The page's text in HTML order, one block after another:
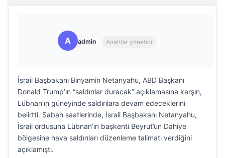
A admin Anahtar yönetici
İsrail Başbakanı Binyamin Netanyahu, ABD Başkanı
Donald Trump’ın “saldırılar duracak” açıklamasına karşın,
Lübnan’ın güneyinde saldırılara devam edeceklerini
belirtti. Sabah saatlerinde, İsrail Başbakanı Netanyahu,
İsrail ordusuna Lübnan’ın başkenti Beyrut’un Dahiye
bölgesine hava saldırıları düzenleme talimatı verdiğini
açıklamıştı.